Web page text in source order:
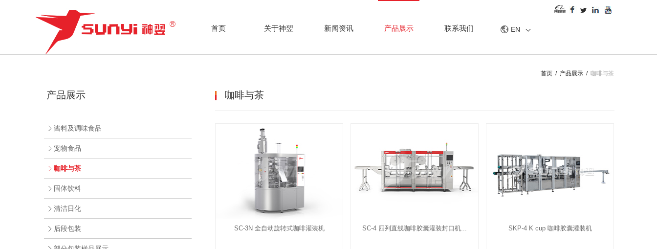
首页 关于神翌 新闻资讯 产品展示 联系我们 EN
首页 / 产品展示 / 咖啡与茶
产品展示
酱料及调味食品
宠物食品
咖啡与茶
固体饮料
清洁日化
后段包装
咖啡与茶
SC-3N 全自动旋转式咖啡灌装机 SC-4 四列直线咖啡胶囊灌装封口机... SKP-4 K cup 咖啡胶囊灌装机